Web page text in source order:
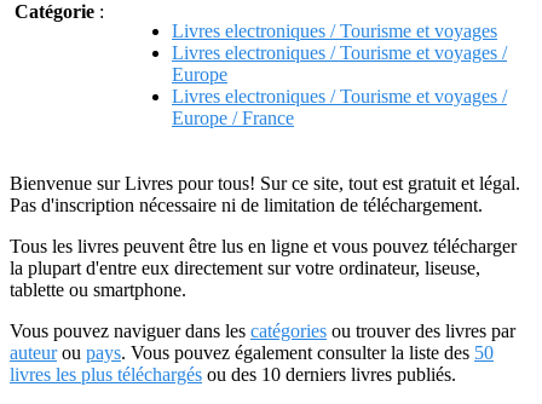
Catégorie :
Livres electroniques / Tourisme et voyages
Livres electroniques / Tourisme et voyages /
Europe
Livres electroniques / Tourisme et voyages /
Europe / France
Bienvenue sur Livres pour tous! Sur ce site, tout est gratuit et légal.
Pas d'inscription nécessaire ni de limitation de téléchargement.
Tous les livres peuvent être lus en ligne et vous pouvez télécharger
la plupart d'entre eux directement sur votre ordinateur, liseuse,
tablette ou smartphone.
Vous pouvez naviguer dans les catégories ou trouver des livres par
auteurou pays. Vous pouvez également consulter la liste des 50
livres les plus téléchargés ou des 10 derniers livres publiés.